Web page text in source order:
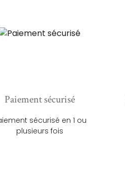
Paiement sécurisé
sécurisé en 1 ou
plusieurs fois